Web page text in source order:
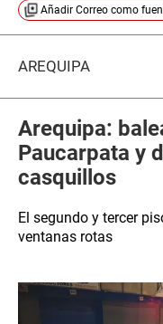
Añadir Correo como
AREQUIPA
Arequipa:
Paucarpata y
casquillos
El segundo y tercer
ventanas rotas